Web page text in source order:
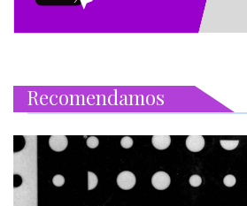
Recomendamos